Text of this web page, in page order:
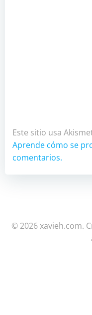
Este sitio usa
Aprende cómo se
comentarios.
© 2026 xavieh.com.